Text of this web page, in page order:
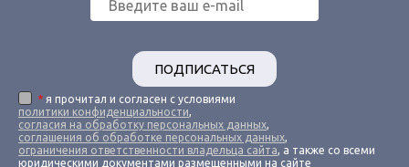
ПОДПИСАТЬСЯ
* я прочитал и согласен с условиями
политики конфиденциальности,
согласия на обработку персональных данных,
соглашения об обработке персональных данных,
ограничения ответственности владельца сайта, а также со всеми
юридическими документами размещенными на сайте